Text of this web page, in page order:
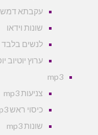
עקבתא דמשיחא וידאו
שונות וידאו
לנשים בלבד
ערוץ יוטיוב יופי יהודי
צניעות mp3
כיסוי ראש mp3